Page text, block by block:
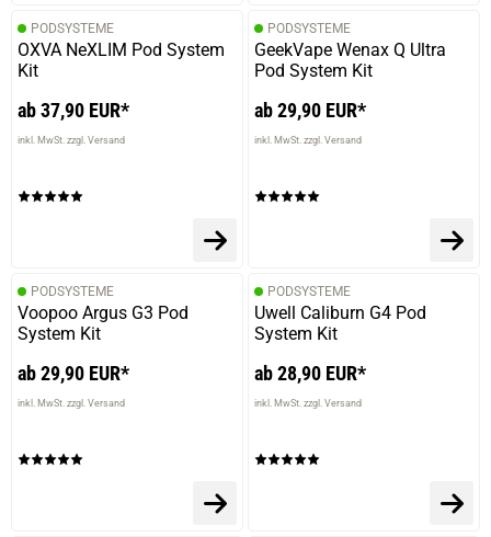
PODSYSTEME
OXVA NeXLIM Pod System
Kit
ab 37,90 EUR*
inkl. MwSt. zzgl. Versand
PODSYSTEME
GeekVape Wenax Q Ultra
Pod System Kit
ab 29,90 EUR*
inkl. MwSt. zzgl. Versand
PODSYSTEME
Voopoo Argus G3 Pod
System Kit
ab 29,90 EUR*
inkl. MwSt. zzgl. Versand
PODSYSTEME
Uwell Caliburn G4 Pod
System Kit
ab 28,90 EUR*
inkl. MwSt. zzgl. Versand